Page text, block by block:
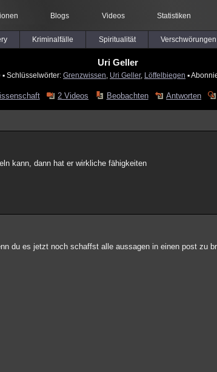
Blogs Videos Statistiken
Kriminalfälle Spiritualität Verschwörungen
Uri Geller
▪ Schlüsselwörter: Grenzwissen Uri Geller, Löffelbiegen ▪
2 Videos Beobachten Antworten
kann, dann hat er wirkliche fähigkeiten
du es jetzt noch schaffst alle aussagen in einen post zu